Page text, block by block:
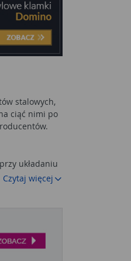
stalowych,
ciąć nimi po
układaniu
mogą
Czytaj więcej